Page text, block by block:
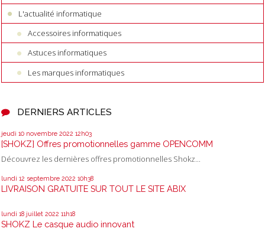
L'actualité informatique
Accessoires informatiques
Astuces informatiques
Les marques informatiques
DERNIERS ARTICLES
jeudi 10 novembre 2022 12h03
[SHOKZ] Offres promotionnelles gamme OPENCOMM
Découvrez les dernières offres promotionnelles Shokz...
lundi 12 septembre 2022 10h38
LIVRAISON GRATUITE SUR TOUT LE SITE ABIX
lundi 18 juillet 2022 11h18
SHOKZ Le casque audio innovant